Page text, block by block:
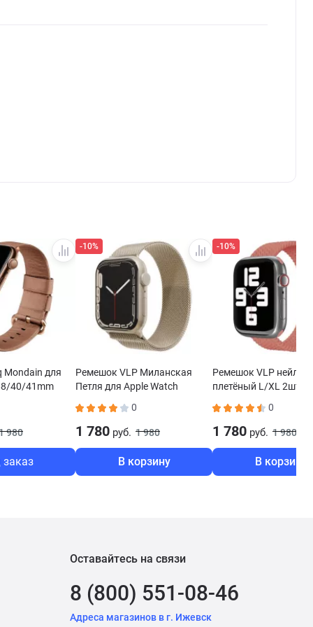
Mondain для
40/41mm
980
заказ
-10%
Ремешок VLP Миланская
Петля для Apple Watch
0
1 780 руб. 1 980
В корзину
-10%
Ремешок VLP
плетёный L/XL 2шт
коралловый
0
1 780 руб. 1 980
В корзину
Оставайтесь на связи
8 (800) 551-08-46
Адреса магазинов в г. Ижевск